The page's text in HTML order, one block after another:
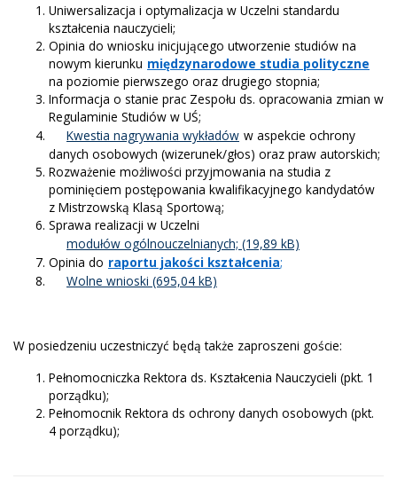
Uniwersalizacja i optymalizacja w Uczelni standardu
kształcenia nauczycieli;
Opinia do wniosku inicjującego utworzenie studiów na
nowym kierunku międzynarodowe studia polityczne
na poziomie pierwszego oraz drugiego stopnia;
Informacja o stanie prac Zespołu ds. opracowania zmian w
Regulaminie Studiów w UŚ;
Kwestia nagrywania wykładów w aspekcie ochrony
danych osobowych (wizerunek/głos) oraz praw autorskich;
Rozważenie możliwości przyjmowania na studia z
pominięciem postępowania kwalifikacyjnego kandydatów
z Mistrzowską Klasą Sportową;
Sprawa realizacji w Uczelni
modułów ogólnouczelnianych;
Opinia do raportu jakości kształcenia;
Wolne wnioski
W posiedzeniu uczestniczyć będą także zaproszeni goście:
Pełnomocniczka Rektora ds. Kształcenia Nauczycieli (pkt. 1
porządku);
Pełnomocnik Rektora ds ochrony danych osobowych (pkt.
4 porządku);